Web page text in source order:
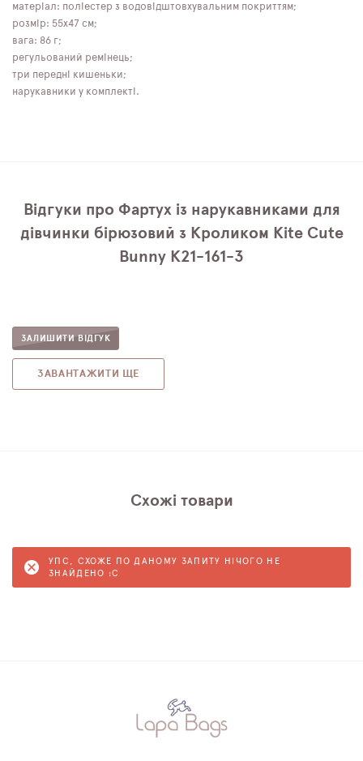
матеріал: поліестер з водовідштовхувальним покриттям;
розмір: 55x47 см;
вага: 86 г;
регульований ремінець;
три передні кишеньки;
нарукавники у комплекті.
Відгуки про Фартух із нарукавниками для
дівчинки бірюзовий з Кроликом Kite Cute
Bunny K21-161-3
ЗАЛИШИТИ ВІДГУК
ЗАВАНТАЖИТИ ЩЕ
Схожі товари
УПС, СХОЖЕ ПО ДАНОМУ ЗАПИТУ НІЧОГО НЕ
ЗНАЙДЕНО :C